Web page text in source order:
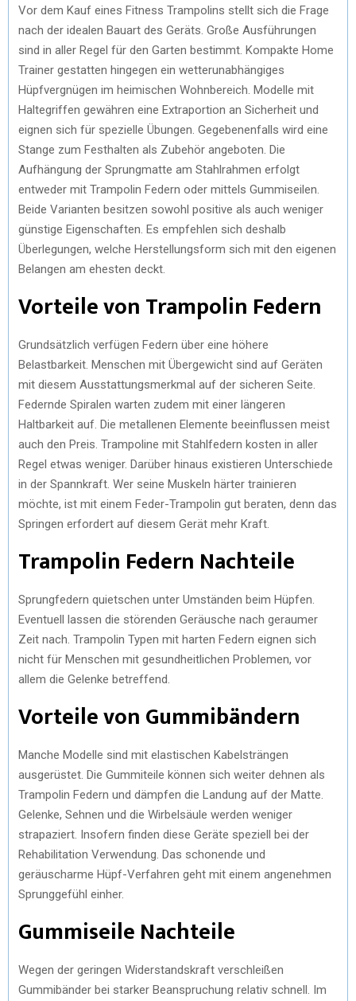
Vor dem Kauf eines Fitness Trampolins stellt sich die Frage
nach der idealen Bauart des Geräts. Große Ausführungen
sind in aller Regel für den Garten bestimmt. Kompakte Home
Trainer gestatten hingegen ein wetterunabhängiges
Hüpfvergnügen im heimischen Wohnbereich. Modelle mit
Haltegriffen gewähren eine Extraportion an Sicherheit und
eignen sich für spezielle Übungen. Gegebenenfalls wird eine
Stange zum Festhalten als Zubehör angeboten. Die
Aufhängung der Sprungmatte am Stahlrahmen erfolgt
entweder mit Trampolin Federn oder mittels Gummiseilen.
Beide Varianten besitzen sowohl positive als auch weniger
günstige Eigenschaften. Es empfehlen sich deshalb
Überlegungen, welche Herstellungsform sich mit den eigenen
Belangen am ehesten deckt.
Vorteile von Trampolin Federn
Grundsätzlich verfügen Federn über eine höhere
Belastbarkeit. Menschen mit Übergewicht sind auf Geräten
mit diesem Ausstattungsmerkmal auf der sicheren Seite.
Federnde Spiralen warten zudem mit einer längeren
Haltbarkeit auf. Die metallenen Elemente beeinflussen meist
auch den Preis. Trampoline mit Stahlfedern kosten in aller
Regel etwas weniger. Darüber hinaus existieren Unterschiede
in der Spannkraft. Wer seine Muskeln härter trainieren
möchte, ist mit einem Feder-Trampolin gut beraten, denn das
Springen erfordert auf diesem Gerät mehr Kraft.
Trampolin Federn Nachteile
Sprungfedern quietschen unter Umständen beim Hüpfen.
Eventuell lassen die störenden Geräusche nach geraumer
Zeit nach. Trampolin Typen mit harten Federn eignen sich
nicht für Menschen mit gesundheitlichen Problemen, vor
allem die Gelenke betreffend.
Vorteile von Gummibändern
Manche Modelle sind mit elastischen Kabelsträngen
ausgerüstet. Die Gummiteile können sich weiter dehnen als
Trampolin Federn und dämpfen die Landung auf der Matte.
Gelenke, Sehnen und die Wirbelsäule werden weniger
strapaziert. Insofern finden diese Geräte speziell bei der
Rehabilitation Verwendung. Das schonende und
geräuscharme Hüpf-Verfahren geht mit einem angenehmen
Sprunggefühl einher.
Gummiseile Nachteile
Wegen der geringen Widerstandskraft verschleißen
Gummibänder bei starker Beanspruchung relativ schnell. Im